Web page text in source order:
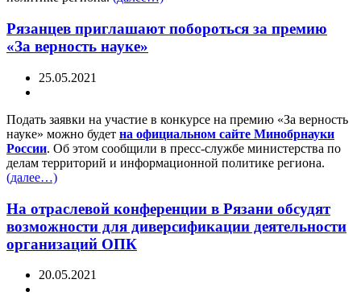
Рязанцев приглашают побороться за премию
«За верность науке»
25.05.2021
Подать заявки на участие в конкурсе на премию «За верность
науке» можно будет на официальном сайте Минобрнауки
России. Об этом сообщили в пресс-службе министерства по
делам территорий и информационной политике региона.
(далее…)
На отраслевой конференции в Рязани обсудят
возможности для диверсификации деятельности
организаций ОПК
20.05.2021